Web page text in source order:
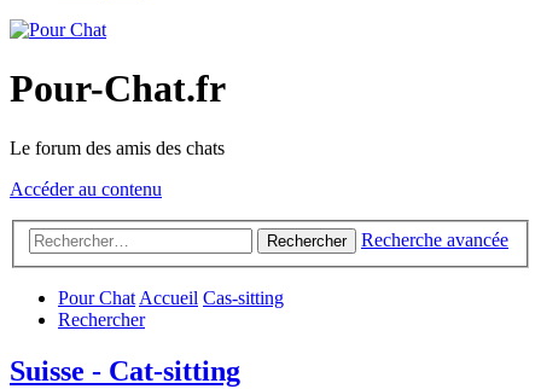
Pour-Chat.fr
Le forum des amis des chats
Accéder au contenu
Rechercher Recherche avancée
Pour ChatAccueil Cas-sitting
Rechercher
Suisse - Cat-sitting